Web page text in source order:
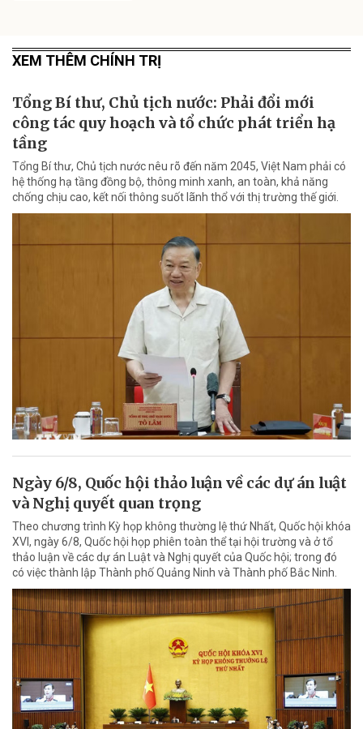
XEM THÊM CHÍNH TRỊ
Tổng Bí thư, Chủ tịch nước: Phải đổi mới
công tác quy hoạch và tổ chức phát triển hạ
tầng
Tổng Bí thư, Chủ tịch nước nêu rõ đến năm 2045, Việt Nam phải có
hệ thống hạ tầng đồng bộ, thông minh xanh, an toàn, khả năng
chống chịu cao, kết nối thông suốt lãnh thổ với thị trường thế giới.
Ngày 6/8, Quốc hội thảo luận về các dự án luật
và Nghị quyết quan trọng
Theo chương trình Kỳ họp không thường lệ thứ Nhất, Quốc hội khóa
XVI, ngày 6/8, Quốc hội họp phiên toàn thể tại hội trường và ở tổ
thảo luận về các dự án Luật và Nghị quyết của Quốc hội; trong đó
có việc thành lập Thành phố Quảng Ninh và Thành phố Bắc Ninh.